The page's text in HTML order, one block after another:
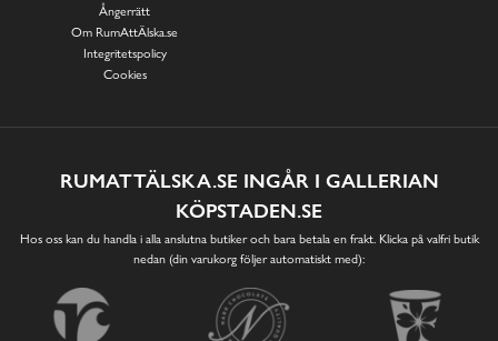
Ångerrätt
Om RumAttÄlska.se
Integritetspolicy
Cookies
RUMATTÄLSKA.SE INGÅR I GALLERIAN
KÖPSTADEN.SE
Hos oss kan du handla i alla anslutna butiker och bara betala en frakt. Klicka på valfri butik
nedan (din varukorg följer automatiskt med):